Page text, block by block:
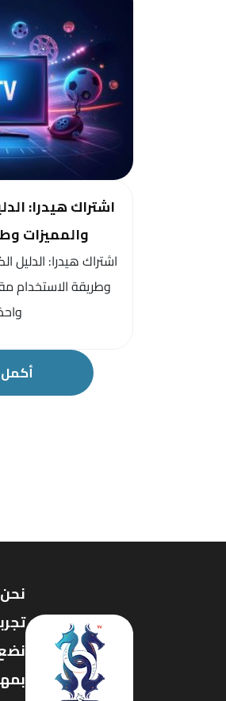
اشتراك هيدرا:
والمميزات
اشتراك هيدرا: الدليل
وطريقة الاستخدام
أكمل